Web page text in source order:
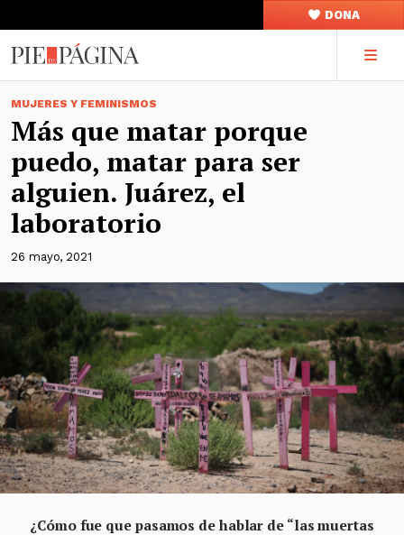
DONA
MUJERES Y FEMINISMOS
Más que matar porque
puedo, matar para ser
alguien. Juárez, el
laboratorio
26 mayo, 2021
¿Cómo fue que pasamos de hablar de “las muertas